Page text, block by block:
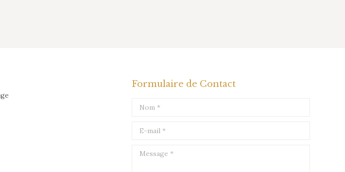
Formulaire de Contact
Nom *
E-mail *
Message *